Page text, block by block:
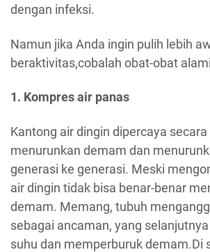
dengan infeksi.
Namun jika Anda ingin pulih lebih
beraktivitas,cobalah obat-obat
1. Kompres air panas
Kantong air dingin dipercaya
menurunkan demam dan
generasi ke generasi. Meski
air dingin tidak bisa benar-benar
demam. Memang, tubuh
sebagai ancaman, yang
suhu dan memperburuk demam.Di